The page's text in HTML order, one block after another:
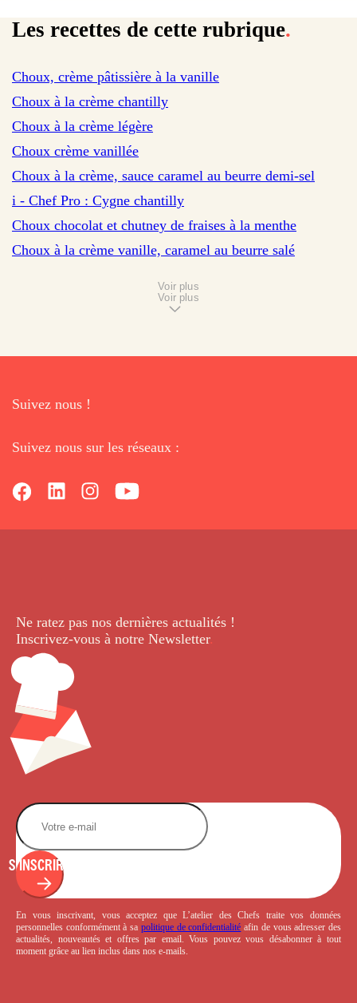
Les recettes de cette rubrique.
Choux, crème pâtissière à la vanille
sur 228 avis
Choux à la crème chantilly
sur 2 avis
Choux à la crème légère
sur 214 avis
Choux crème vanillée
sur 102 avis
Choux à la crème, sauce caramel au beurre demi-sel
sur 13 avis
i - Chef Pro : Cygne chantilly
sur 3 avis
Choux chocolat et chutney de fraises à la menthe
sur 1 avis
Choux à la crème vanille, caramel au beurre salé
Voir plus
Voir plus
Suivez nous !
Suivez nous sur les réseaux :
Ne ratez pas nos dernières actualités !
Inscrivez-vous à notre Newsletter.
S'INSCRIRE
En vous inscrivant, vous acceptez que L’atelier des Chefs traite vos données
personnelles conformément à sa politique de confidentialité afin de vous adresser des
actualités, nouveautés et offres par email. Vous pouvez vous désabonner à tout
moment grâce au lien inclus dans nos e-mails.